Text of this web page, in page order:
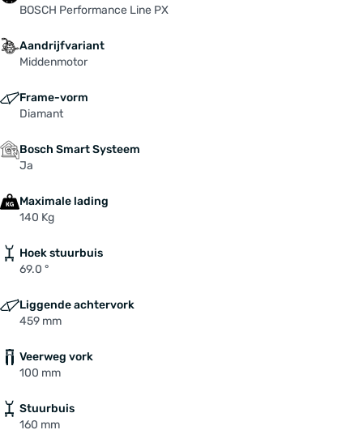
BOSCH Performance Line PX
Aandrijfvariant
Middenmotor
Frame-vorm
Diamant
Bosch Smart Systeem
Ja
Maximale lading
140 Kg
Hoek stuurbuis
69.0 °
Liggende achtervork
459 mm
Veerweg vork
100 mm
Stuurbuis
160 mm